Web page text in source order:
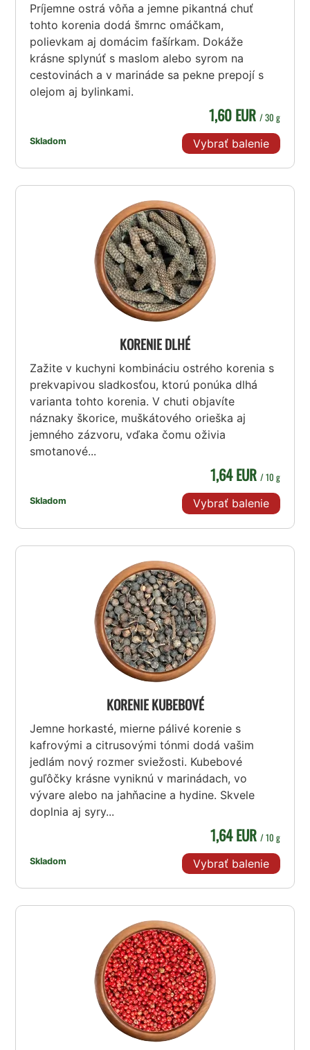
Príjemne ostrá vôňa a jemne pikantná chuť
tohto korenia dodá šmrnc omáčkam,
polievkam aj domácim fašírkam. Dokáže
krásne splynúť s maslom alebo syrom na
cestovinách a v marináde sa pekne prepojí s
olejom aj bylinkami.
Skladom
1,60 EUR / 30 g
Vybrať balenie
KORENIE DLHÉ
Zažite v kuchyni kombináciu ostrého korenia s
prekvapivou sladkosťou, ktorú ponúka dlhá
varianta tohto korenia. V chuti objavíte
náznaky škorice, muškátového orieška aj
jemného zázvoru, vďaka čomu oživia
smotanové...
Skladom
1,64 EUR / 10 g
Vybrať balenie
KORENIE KUBEBOVÉ
Jemne horkasté, mierne pálivé korenie s
kafrovými a citrusovými tónmi dodá vašim
jedlám nový rozmer sviežosti. Kubebové
guľôčky krásne vyniknú v marinádach, vo
vývare alebo na jahňacine a hydine. Skvele
doplnia aj syry...
Skladom
1,64 EUR / 10 g
Vybrať balenie